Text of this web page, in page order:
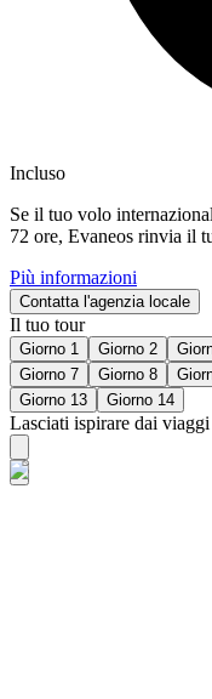
Incluso
Se il tuo volo
72 ore, Evaneos rinvia il
Più informazioni
Contatta l'agenzia locale
Il tuo tour
Giorno 1 Giorno 2
Giorno 7
Giorno 8
Giorno 13
Giorno 14
Lasciati ispirare dai